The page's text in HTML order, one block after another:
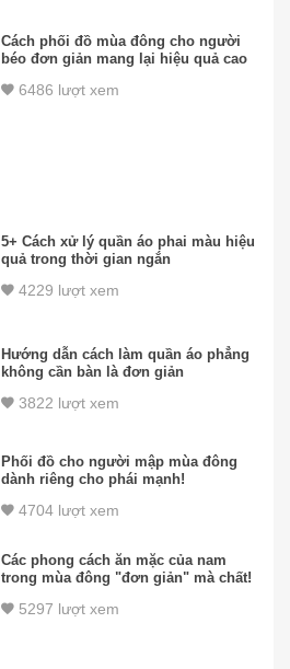
Cách phối đồ mùa đông cho người
béo đơn giản mang lại hiệu quả cao
6486 lượt xem
5+ Cách xử lý quần áo phai màu hiệu
quả trong thời gian ngắn
4229 lượt xem
Hướng dẫn cách làm quần áo phẳng
không cần bàn là đơn giản
3822 lượt xem
Phối đồ cho người mập mùa đông
dành riêng cho phái mạnh!
4704 lượt xem
Các phong cách ăn mặc của nam
trong mùa đông "đơn giản" mà chất!
5297 lượt xem